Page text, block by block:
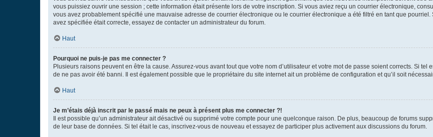
vous puissiez ouvrir une session ; cette information était présente lors de votre inscription. Si vous aviez reçu un courrier électronique,
vous avez probablement spécifié une mauvaise adresse de courrier électronique ou le courrier électronique a été filtré en tant que
avez spécifiée était correcte, essayez de contacter un administrateur du forum.
Haut
Pourquoi ne puis-je pas me connecter ?
Plusieurs raisons peuvent en être la cause. Assurez-vous avant tout que votre nom d’utilisateur et votre mot de passe soient corrects. Si
de ne pas avoir été banni. Il est également possible que le propriétaire du site internet ait un problème de configuration et qu’il soit
Haut
Je m’étais déjà inscrit par le passé mais ne peux à présent plus me connecter ?!
Il est possible qu’un administrateur ait désactivé ou supprimé votre compte pour une quelconque raison. De plus, beaucoup de forums
de leur base de données. Si tel était le cas, inscrivez-vous de nouveau et essayez de participer plus activement aux discussions du forum.